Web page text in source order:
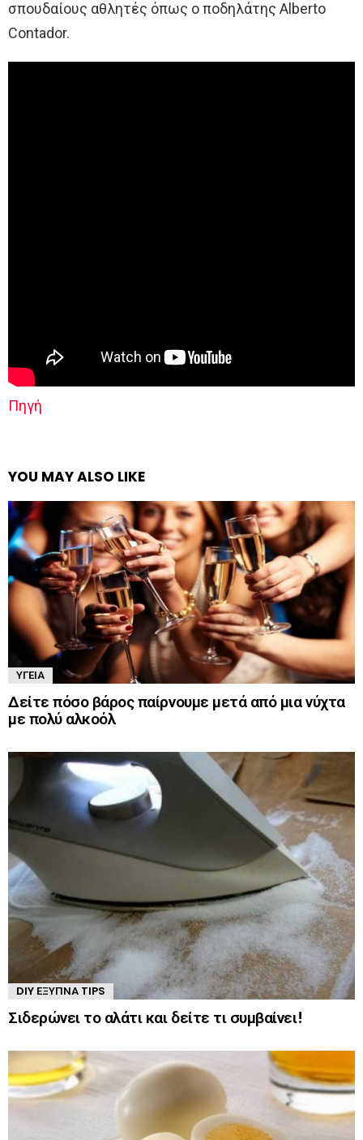
σπουδαίους αθλητές όπως ο ποδηλάτης Alberto
Contador.
Πηγή
YOU MAY ALSO LIKE
ΥΓΕΊΑ
Δείτε πόσο βάρος παίρνουμε μετά από μια νύχτα
με πολύ αλκοόλ
DIY ΈΞΥΠΝΑ TIPS
Σιδερώνει το αλάτι και δείτε τι συμβαίνει!